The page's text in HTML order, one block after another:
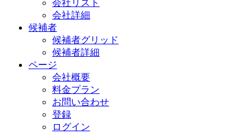
会社リスト
会社詳細
候補者
候補者グリッド
候補者詳細
ページ
会社概要
料金プラン
お問い合わせ
登録
ログイン